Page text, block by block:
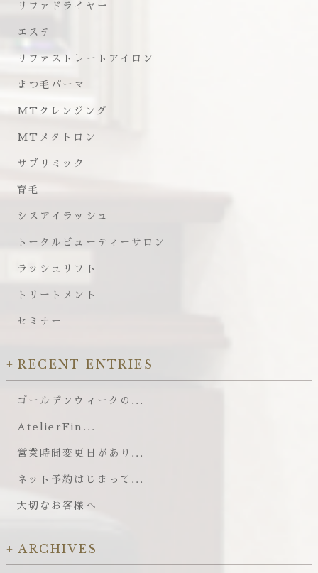
リファドライヤー
エステ
リファストレートアイロン
まつ毛パーマ
MTクレンジング
MTメタトロン
サブリミック
育毛
シスアイラッシュ
トータルビューティーサロン
ラッシュリフト
トリートメント
セミナー
RECENT ENTRIES
ゴールデンウィークの...
AtelierFin...
営業時間変更日があり...
ネット予約はじまって...
大切なお客様へ
ARCHIVES